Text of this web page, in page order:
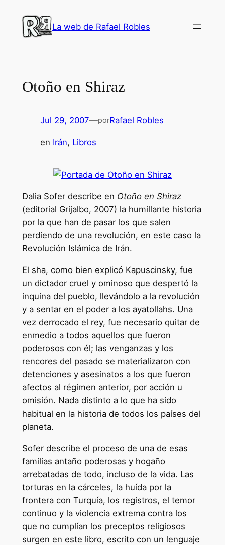
contenido
La web de Rafael Robles
Otoño en Shiraz
Jul 29, 2007—porRafael Robles
en Irán, Libros
Dalia Sofer describe en Otoño en Shiraz
(editorial Grijalbo, 2007) la humillante historia
por la que han de pasar los que salen
perdiendo de una revolución, en este caso la
Revolución Islámica de Irán.
El sha, como bien explicó Kapuscinsky, fue
un dictador cruel y ominoso que despertó la
inquina del pueblo, llevándolo a la revolución
y a sentar en el poder a los ayatollahs. Una
vez derrocado el rey, fue necesario quitar de
enmedio a todos aquellos que fueron
poderosos con él; las venganzas y los
rencores del pasado se materializaron con
detenciones y asesinatos a los que fueron
afectos al régimen anterior, por acción u
omisión. Nada distinto a lo que ha sido
habitual en la historia de todos los países del
planeta.
Sofer describe el proceso de una de esas
familias antaño poderosas y hogaño
arrebatadas de todo, incluso de la vida. Las
torturas en la cárceles, la huída por la
frontera con Turquía, los registros, el temor
continuo y la violencia extrema contra los
que no cumplían los preceptos religiosos
surgen en este libro, escrito con un lenguaje